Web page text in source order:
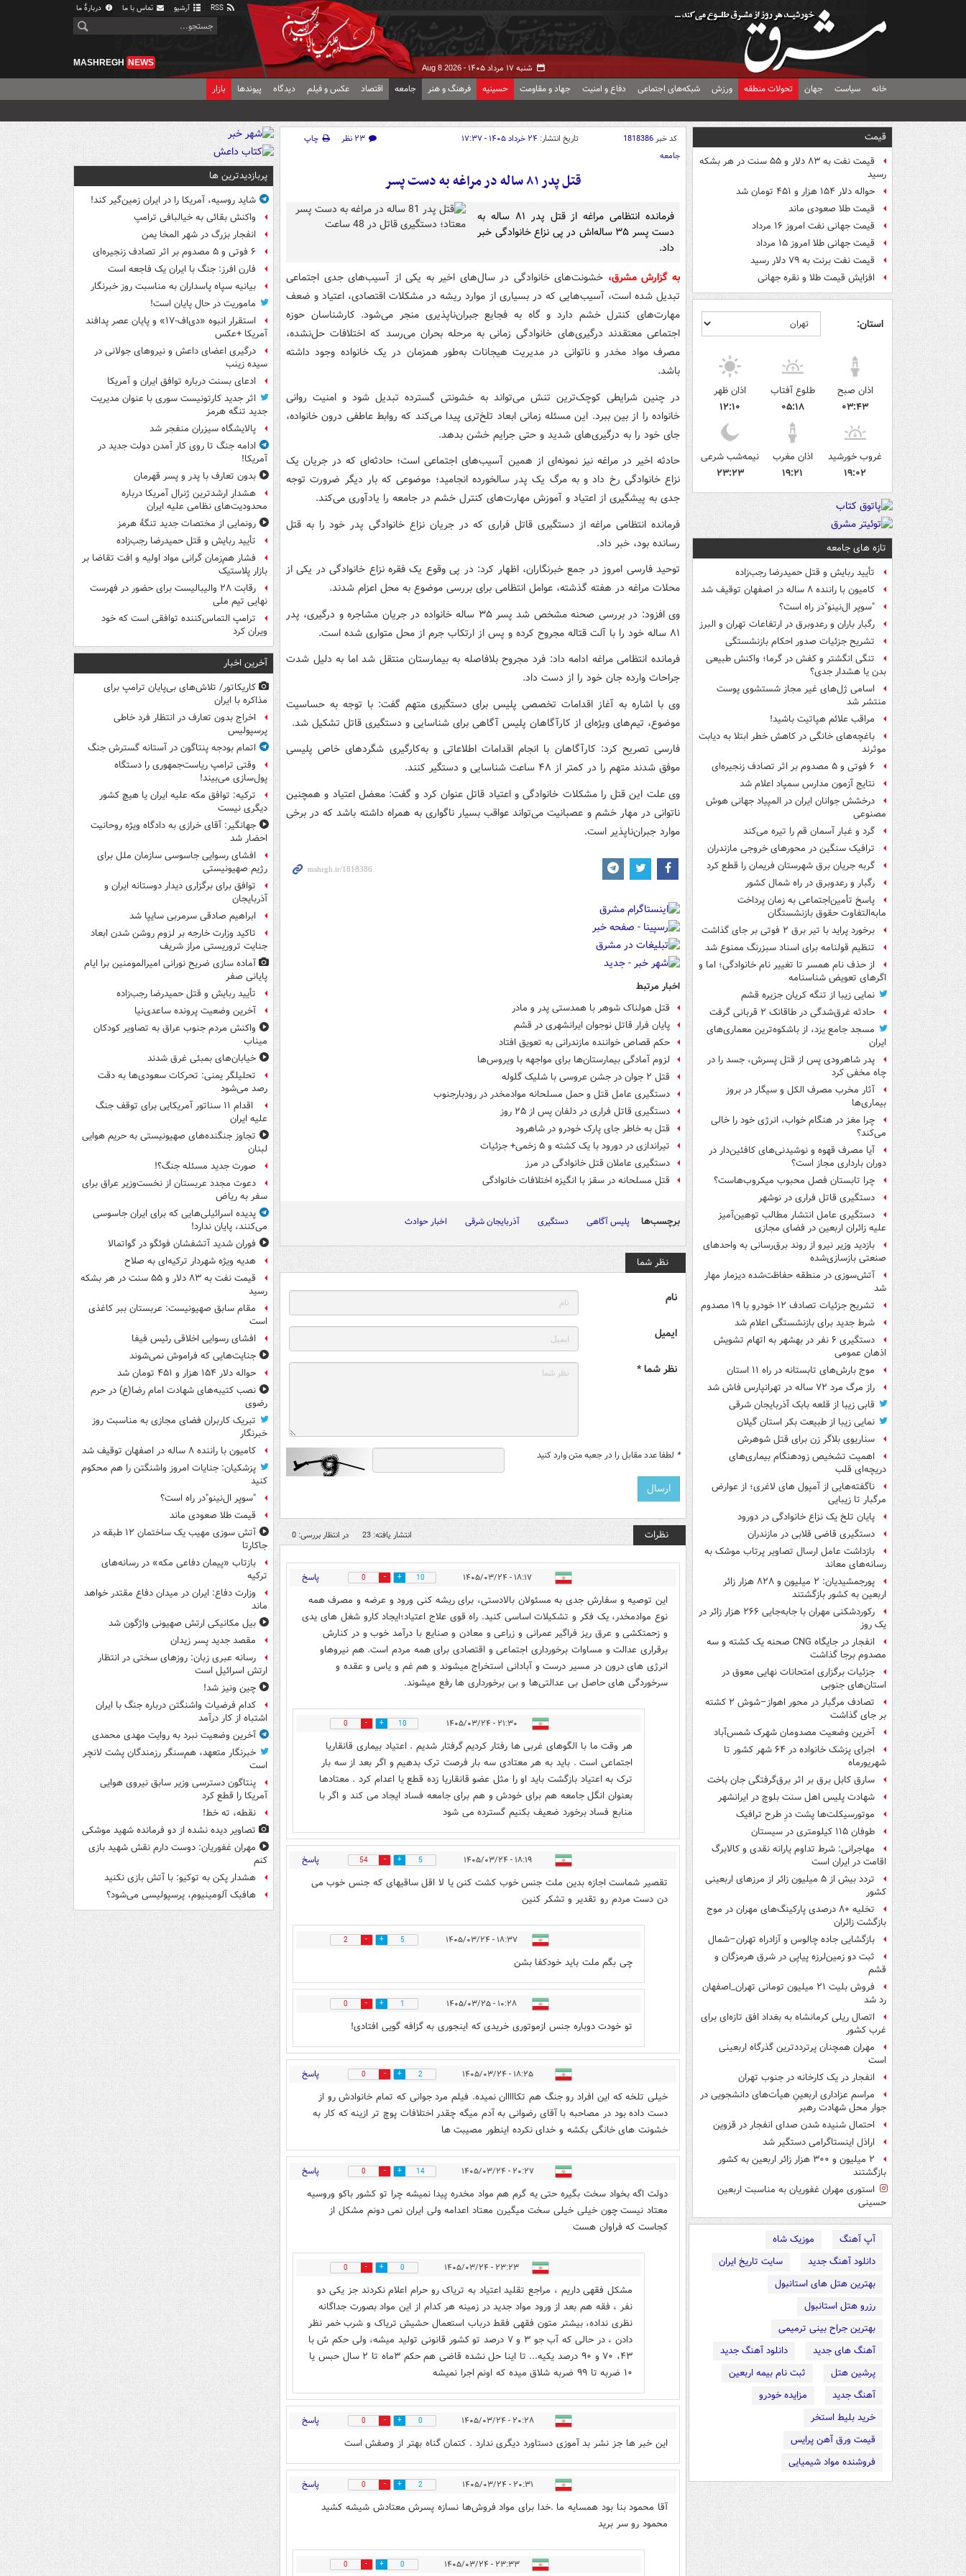
آرشیو تماس با ما دربارهٔ ما
شنبه ۱۷ مرداد ۱۴۰۵ - Aug 8 2026
MASHREGH NEWS
خانه سیاست جهان تحولات منطقه ورزش شبکه‌های اجتماعی دفاع و امنیت جهاد و مقاومت حسینیه فرهنگ و هنر جامعه اقتصاد عکس و فیلم دیدگاه پیوندها بازار
قیمت
قیمت نفت به ۸۳ دلار و ۵۵ سنت در هر بشکه
رسید
حواله دلار ۱۵۴ هزار و ۴۵۱ تومان شد
قیمت طلا صعودی ماند
قیمت جهانی نفت امروز ۱۶ مرداد
قیمت جهانی طلا امروز ۱۵ مرداد
قیمت نفت برنت به ۷۹ دلار رسید
افزایش قیمت طلا و نقره جهانی
استان:
اذان صبح
۰۳:۴۳
طلوع آفتاب
۰۵:۱۸
اذان ظهر
۱۲:۱۰
غروب خورشید
۱۹:۰۲
اذان مغرب
۱۹:۲۱
نیمه‌شب شرعی
۲۳:۲۳
تازه های جامعه
تأیید ربایش و قتل حمیدرضا رجب‌زاده
کامیون با راننده ۸ ساله در اصفهان توقیف شد
"سوپر ال‌نینو"در راه است؟
رگبار باران و رعدوبرق در ارتفاعات تهران و البرز
تشریح جزئیات صدور احکام بازنشستگی
تنگی انگشتر و کفش در گرما؛ واکنش طبیعی
بدن یا هشدار جدی؟
اسامی ژل‌های غیر مجاز شستشوی پوست
منتشر شد
مراقب علائم هپاتیت باشید!
باغچه‌های خانگی در کاهش خطر ابتلا به دیابت
موثرند
۶ فوتی و ۵ مصدوم بر اثر تصادف زنجیره‌ای
نتایج آزمون مدارس سمپاد اعلام شد
درخشش جوانان ایران در المپیاد جهانی هوش
مصنوعی
گرد و غبار آسمان قم را تیره می‌کند
ترافیک سنگین در محورهای خروجی مازندران
گربه جریان برق شهرستان فریمان را قطع کرد
رگبار و رعدوبرق در راه شمال کشور
پاسخ تأمین‌اجتماعی به زمان پرداخت
مابه‌التفاوت حقوق بازنشستگان
برخورد پراید با تیر برق ۲ فوتی بر جای گذاشت
تنظیم قولنامه برای اسناد سبزرنگ ممنوع شد
از حذف نام همسر تا تغییر نام خانوادگی؛ اما و
اگرهای تعویض شناسنامه
نمایی زیبا از تنگه کریان جزیره قشم
حادثه غرق‌شدگی در طاقانک ۲ قربانی گرفت
مسجد جامع یزد، از باشکوه‌ترین معماری‌های
ایران
پدر شاهرودی پس از قتل پسرش، جسد را در
چاه مخفی کرد
آثار مخرب مصرف الکل و سیگار در بروز
بیماری‌ها
چرا مغز در هنگام خواب، انرژی خود را خالی
می‌کند؟
آیا مصرف قهوه و نوشیدنی‌های کافئین‌دار در
دوران بارداری مجاز است؟
چرا تابستان فصل محبوب میکروب‌هاست؟
دستگیری قاتل فراری در نوشهر
دستگیری عامل انتشار مطالب توهین‌آمیز
علیه زائران اربعین در فضای مجازی
بازدید وزیر نیرو از روند برق‌رسانی به واحدهای
صنعتی بازسازی‌شده
آتش‌سوزی در منطقه حفاظت‌شده دیزمار مهار
شد
تشریح جزئیات تصادف ۱۲ خودرو با ۱۹ مصدوم
شرط جدید برای بازنشستگی اعلام شد
دستگیری ۶ نفر در بهشهر به اتهام تشویش
اذهان عمومی
موج بارش‌های تابستانه در راه ۱۱ استان
راز مرگ مرد ۷۲ ساله در تهرانپارس فاش شد
قابی زیبا از قلعه بابک آذربایجان شرقی
نمایی زیبا از طبیعت بکر استان گیلان
سناریوی بلاگر زن برای قتل شوهرش
اهمیت تشخیص زودهنگام بیماری‌های
دریچه‌ای قلب
ناگفته‌هایی از آمپول های لاغری؛ از عوارض
مرگبار تا زیبایی
پایان تلخ یک نزاع خانوادگی در دورود
دستگیری قاضی قلابی در مازندران
بازداشت عامل ارسال تصاویر پرتاب موشک به
رسانه‌های معاند
پورجمشیدیان: ۲ میلیون و ۸۲۸ هزار زائر
اربعین به کشور بازگشتند
رکوردشکنی مهران با جابه‌جایی ۲۶۶ هزار زائر در
یک روز
انفجار در جایگاه CNG صحنه یک کشته و سه
مصدوم برجا گذاشت
جزئیات برگزاری امتحانات نهایی معوق در
استان‌های جنوبی
تصادف مرگبار در محور اهواز–شوش ۲ کشته
بر جای گذاشت
آخرین وضعیت مصدومان شهرک شمس‌آباد
اجرای پزشک خانواده در ۶۴ شهر کشور تا
شهریورماه
سارق کابل برق بر اثر برق‌گرفتگی جان باخت
شهادت پلیس اهل سنت بلوچ در ایرانشهر
موتورسیکلت‌ها پشت درِ طرح ترافیک
طوفان ۱۱۵ کیلومتری در سیستان
مهاجرانی: شرط تداوم یارانه نقدی و کالابرگ
اقامت در ایران است
تردد بیش از ۵ میلیون زائر از مرزهای اربعینی
کشور
تخلیه ۸۰ درصدی پارکینگ‌های مهران در موج
بازگشت زائران
بازگشایی جاده چالوس و آزادراه تهران–شمال
ثبت دو زمین‌لرزه پیاپی در شرق هرمزگان و
قشم
فروش بلیت ۲۱ میلیون تومانی تهران_اصفهان
رد شد
اتصال ریلی کرمانشاه به بغداد افق تازه‌ای برای
غرب کشور
مهران همچنان پرترددترین گذرگاه اربعینی
است
انفجار در یک کارخانه در جنوب تهران
مراسم عزاداری اربعینِ هیأت‌های دانشجویی در
جوار محل شهادت رهبر
احتمال شنیده شدن صدای انفجار در قزوین
اراذل اینستاگرامی دستگیر شد
۲ میلیون و ۳۰۰ هزار زائر اربعین به کشور
بازگشتند
استوری مهران غفوریان به مناسبت اربعین
حسینی
آپ آهنگ
موزیک شاه
دانلود آهنگ جدید
سایت تاریخ ایران
بهترین هتل های استانبول
رزرو هتل استانبول
بهترین جراح بینی ترمیمی
آهنگ های جدید
دانلود آهنگ جدید
پرشین هتل
ثبت نام بیمه اربعین
آهنگ جدید
مزایده خودرو
خرید بلیط استخر
قیمت ورق آهن پرایس
فروشنده مواد شیمیایی
کد خبر1818386 تاریخ انتشار: ۲۴ خرداد ۱۴۰۵ - ۱۷:۳۷ ۲۳ نظر
چاپ
جامعه
قتل پدر ۸۱ ساله در مراغه به دست پسر
فرمانده انتظامی مراغه از قتل پدر ۸۱ ساله به
دست پسر ۳۵ ساله‌اش در پی نزاع خانوادگی خبر
داد.
به گزارش مشرق، خشونت‌های خانوادگی در سال‌های اخیر به یکی از آسیب‌های جدی اجتماعی
تبدیل شده است، آسیب‌هایی که در بسیاری از موارد ریشه در مشکلات اقتصادی، اعتیاد و ضعف
مهارت‌های کنترل خشم دارد و گاه به فجایع جبران‌ناپذیری منجر می‌شود. کارشناسان حوزه
اجتماعی معتقدند درگیری‌های خانوادگی زمانی به مرحله بحران می‌رسد که اختلافات حل‌نشده،
مصرف مواد مخدر و ناتوانی در مدیریت هیجانات به‌طور همزمان در یک خانواده وجود داشته
باشد.
در چنین شرایطی کوچک‌ترین تنش می‌تواند به خشونتی گسترده تبدیل شود و امنیت روانی
خانواده را از بین ببرد. این مسئله زمانی ابعاد تلخ‌تری پیدا می‌کند که روابط عاطفی درون خانواده،
جای خود را به درگیری‌های شدید و حتی جرایم خشن بدهد.
حادثه اخیر در مراغه نیز نمونه‌ای از همین آسیب‌های اجتماعی است؛ حادثه‌ای که در جریان یک
نزاع خانوادگی رخ داد و به مرگ یک پدر سالخورده انجامید؛ موضوعی که بار دیگر ضرورت توجه
جدی به پیشگیری از اعتیاد و آموزش مهارت‌های کنترل خشم در جامعه را یادآوری می‌کند.
فرمانده انتظامی مراغه از دستگیری قاتل فراری که در جریان نزاع خانوادگی پدر خود را به قتل
رسانده بود، خبر داد.
توحید فارسی امروز در جمع خبرنگاران، اظهار کرد: در پی وقوع یک فقره نزاع خانوادگی در یکی از
محلات مراغه در هفته گذشته، عوامل انتظامی برای بررسی موضوع به محل اعزام شدند.
وی افزود: در بررسی صحنه مشخص شد پسر ۳۵ ساله خانواده در جریان مشاجره و درگیری، پدر
۸۱ ساله خود را با آلت قتاله مجروح کرده و پس از ارتکاب جرم از محل متواری شده است.
فرمانده انتظامی مراغه ادامه داد: فرد مجروح بلافاصله به بیمارستان منتقل شد اما به دلیل شدت
جراحات وارده جان خود را از دست داد.
وی با اشاره به آغاز اقدامات تخصصی پلیس برای دستگیری متهم گفت: با توجه به حساسیت
موضوع، تیم‌های ویژه‌ای از کارآگاهان پلیس آگاهی برای شناسایی و دستگیری قاتل تشکیل شد.
فارسی تصریح کرد: کارآگاهان با انجام اقدامات اطلاعاتی و به‌کارگیری شگردهای خاص پلیسی
موفق شدند متهم را در کمتر از ۴۸ ساعت شناسایی و دستگیر کنند.
وی علت این قتل را مشکلات خانوادگی و اعتیاد قاتل عنوان کرد و گفت: معضل اعتیاد و همچنین
ناتوانی در مهار خشم و عصبانیت می‌تواند عواقب بسیار ناگواری به همراه داشته باشد که در برخی
موارد جبران‌ناپذیر است.
اخبار مرتبط
قتل هولناک شوهر با همدستی پدر و مادر
پایان فرار قاتل نوجوان ایرانشهری در قشم
حکم قصاص خواننده مازندرانی به تعویق افتاد
لزوم آمادگی بیمارستان‌ها برای مواجهه با ویروس‌ها
قتل ۲ جوان در جشن عروسی با شلیک گلوله
دستگیری عامل قتل و حمل مسلحانه موادمخدر در رودبارجنوب
دستگیری قاتل فراری در دلفان پس از ۲۵ روز
قتل به خاطر جای پارک خودرو در شاهرود
تیراندازی در دورود با یک کشته و ۵ زخمی+ جزئیات
دستگیری عاملان قتل خانوادگی در مرز
قتل مسلحانه در سقز با انگیزه اختلافات خانوادگی
برچسب‌ها پلیس آگاهی دستگیری آذربایجان شرقی اخبار حوادث
نظر شما
نام
ایمیل
نظر شما *
* لطفا عدد مقابل را در جعبه متن وارد کنید
نظرات انتشار یافته: 23 در انتظار بررسی: 0
۱۸:۱۷ - ۱۴۰۵/۰۳/۲۴ 10
0 پاسخ
این توصیه و سفارش جدی به مسئولان بالادستی، برای ریشه کنی ورود و عرضه و مصرف همه
نوع موادمخدر، یک فکر و تشکیلات اساسی کنید. راه قوی علاج اعتیاد؛ایجاد کارو شغل های یدی
و زحمتکشی و عرق ریز فراگیر عمرانی و زراعی و معادن و صنایع با درآمد خوب و در کنارش
برقراری عدالت و مساوات برخورداری اجتماعی و اقتصادی برای همه مردم است. هم نیروهاو
انرژی های درون در مسیر درست و آبادانی استخراج میشوند و هم غم و یاس و عقده و
سرخوردگی های حاصل بی عدالتی‌ها و بی برخورداری ها رفع میشوند.
۲۱:۳۰ - ۱۴۰۵/۰۳/۲۴ 10
0
هر وقت ما با الگوهای غربی ها رفتار کردیم گرفتار شدیم . اعتیاد بیماری قانقاریا
اجتماعی است . باید به هر معتادی سه بار فرصت ترک بدهیم و اگر بعد از سه بار
ترک به اعتیاد بازگشت باید او را مثل عضو قانقاریا زده قطع یا اعدام کرد . معتادها
بعنوان انگل جامعه هم برای خودش و هم برای جامعه فساد ایجاد می کند و اگر با
منابع فساد برخورد ضعیف بکنیم گسترده می شود
۱۸:۱۹ - ۱۴۰۵/۰۳/۲۴ 5
54 پاسخ
تقصیر شماست اجازه بدین ملت جنس خوب کشت کنن یا لا اقل ساقیهای که جنس خوب می
دن دست مردم رو تقدیر و تشکر کنین
۱۸:۳۷ - ۱۴۰۵/۰۳/۲۴ 5
2
چی بگم ملت باید خودکفا بشن
۱۰:۲۸ - ۱۴۰۵/۰۳/۲۵ 1
0
تو خودت دوباره جنس ازموتوری خریدی که اینجوری به گزافه گویی افتادی!
۱۸:۲۵ - ۱۴۰۵/۰۳/۲۴ 2
0 پاسخ
خیلی تلخه که این افراد رو جنگ هم تکااااان نمیده. فیلم مرد جوانی که تمام خانوادش رو از
دست داده بود در مصاحبه با آقای رضوانی به آدم میگه چقدر اختلافات پوچ تر ازینه که کار به
خشونت های خانگی بکشه و خدای نکرده اینطور مصیبت ها
۲۰:۲۷ - ۱۴۰۵/۰۳/۲۴ 14
0 پاسخ
دولت اگه بخواد سخت بگیره حتی یه گرم هم مواد مخدره پیدا نمیشه چرا تو کشور باکو وروسیه
معتاد نیست چون خیلی خیلی سخت میگیرن معتاد اعدامه ولی ایران نمی دونم مشکل از
کجاست که فراوان هست
۲۳:۲۳ - ۱۴۰۵/۰۳/۲۴ 0
0
مشکل فقهی داریم ، مراجع تقلید اعتیاد به تریاک رو حرام اعلام نکردند جز یکی دو
نفر ، فقه هم بعد از ورود مواد جدید در زمینه هر کدام از این مواد بصورت جداگانه
نظری نداده، بیشتر متون فقهی فقط درباب استعمال حشیش تریاک و شرب خمر نظر
دادن ، در حالی که آب جو ۳ و ۷ درصد تو کشور قانونی تولید میشه، ولی حکم ش با
۴۳، ۷۰ و ۹۰ درصد یکیه... تا اینا حل نشده قاضی هم حکم ۳ماه تا ۲ سال حبس یا
۱۰ ضربه تا ۹۹ ضربه شلاق میده که اونم اجرا نمیشه
۲۰:۲۸ - ۱۴۰۵/۰۳/۲۴ 0
0 پاسخ
این خبر ها جز نشر بد آموزی دستاورد دیگری ندارد . کتمان گناه بهتر از وصفش است
۲۰:۳۱ - ۱۴۰۵/۰۳/۲۴ 2
0 پاسخ
آقا محمود بنا بود همسایه ما .خدا برای مواد فروش‌ها نسازه پسرش معتادش شیشه کشید
محمود رو سر برید
۲۳:۳۳ - ۱۴۰۵/۰۳/۲۴ 0
0
پربازدیدترین ها
شاید روسیه، آمریکا را در ایران زمین‌گیر کند!
واکنش بقائی به خیالبافی ترامپ
انفجار بزرگ در شهر المخا یمن
۶ فوتی و ۵ مصدوم بر اثر تصادف زنجیره‌ای
فارن افرز: جنگ با ایران یک فاجعه است
بیانیه سپاه پاسداران به مناسبت روز خبرنگار
ماموریت در حال پایان است!
استقرار انبوه «دی‌اف‑۱۷» و پایان عصر پدافند
آمریکا +عکس
درگیری اعضای داعش و نیروهای جولانی در
سیده زینب
ادعای بسنت درباره توافق ایران و آمریکا
اثر جدید کارتونیست سوری با عنوان مدیریت
جدید تنگه هرمز
پالایشگاه سیزران منفجر شد
ادامه جنگ تا روی کار آمدن دولت جدید در
آمریکا!
بدون تعارف با پدر و پسر قهرمان
هشدار ارشدترین ژنرال آمریکا درباره
محدودیت‌های نظامی علیه ایران
رونمایی از مختصات جدید تنگۀ هرمز
تأیید ربایش و قتل حمیدرضا رجب‌زاده
فشار هم‌زمان گرانی مواد اولیه و افت تقاضا بر
بازار پلاستیک
رقابت ۲۸ والیبالیست برای حضور در فهرست
نهایی تیم ملی
ترامپ التماس‌کننده توافقی است که خود
ویران کرد
آخرین اخبار
کاریکاتور/ تلاش‌های بی‌پایان ترامپ برای
مذاکره با ایران
اخراج بدون تعارف در انتظار فرد خاطی
پرسپولیس
اتمام بودجه پنتاگون در آستانه گسترش جنگ
وقتی ترامپ ریاست‌جمهوری را دستگاه
پول‌سازی می‌بیند!
ترکیه: توافق مکه علیه ایران یا هیچ کشور
دیگری نیست
جهانگیر: آقای خرازی به دادگاه ویژه روحانیت
احضار شد
افشای رسوایی جاسوسی سازمان ملل برای
رژیم صهیونیستی
توافق برای برگزاری دیدار دوستانه ایران و
آذربایجان
ابراهیم صادقی سرمربی سایپا شد
تاکید وزارت خارجه بر لزوم روشن شدن ابعاد
جنایت تروریستی مراز شریف
آماده سازی ضریح نورانی امیرالمومنین برا ایام
پایانی صفر
تأیید ربایش و قتل حمیدرضا رجب‌زاده
آخرین وضعیت پرونده ساعدی‌نیا
واکنش مردم جنوب عراق به تصاویر کودکان
میناب
خیابان‌های بمبئی غرق شدند
تحلیلگر یمنی: تحرکات سعودی‌ها به دقت
رصد می‌شود
اقدام ۱۱ سناتور آمریکایی برای توقف جنگ
علیه ایران
تجاوز جنگنده‌های صهیونیستی به حریم هوایی
لبنان
صورت جدید مسئله جنگ؟!
دعوت مجدد عربستان از نخست‌وزیر عراق برای
سفر به ریاض
پدیده اسرائیلی‌هایی که برای ایران جاسوسی
می‌کنند، پایان ندارد!
فوران شدید آتشفشان فوئگو در گواتمالا
هدیه ویژه شهردار ترکیه‌ای به صلاح
قیمت نفت به ۸۳ دلار و ۵۵ سنت در هر بشکه
رسید
مقام سابق صهیونیست: عربستان ببر کاغذی
است
افشای رسوایی اخلاقی رئیس فیفا
جنایت‌هایی که فراموش نمی‌شوند
حواله دلار ۱۵۴ هزار و ۴۵۱ تومان شد
نصب کتیبه‌های شهادت امام رضا(ع) در حرم
رضوی
تبریک کاربران فضای مجازی به مناسبت روز
خبرنگار
کامیون با راننده ۸ ساله در اصفهان توقیف شد
پزشکیان: جنایات امروز واشنگتن را هم محکوم
کنید
"سوپر ال‌نینو"در راه است؟
قیمت طلا صعودی ماند
آتش سوزی مهیب یک ساختمان ۱۲ طبقه در
جاکارتا
بازتاب «پیمان دفاعی مکه» در رسانه‌های
ترکیه
وزارت دفاع: ایران در میدان دفاع مقتدر خواهد
ماند
بیل مکانیکی ارتش صهیونی واژگون شد
مقصد جدید پسر زیدان
رسانه عبری زبان: روزهای سختی در انتظار
ارتش اسرائیل است
چین ونیز شد!
کدام فرضیات واشنگتن درباره جنگ با ایران
اشتباه از کار درآمد
آخرین وضعیت نبرد به روایت مهدی محمدی
خبرنگار متعهد، هم‌سنگر رزمندگان پشت لانچر
است
پنتاگون دسترسی وزیر سابق نیروی هوایی
آمریکا را قطع کرد
نقطه، ته خط!
تصاویر دیده‌ نشده از دو فرمانده شهید موشکی
مهران غفوریان: دوست دارم نقش شهید بازی
کنم
هشدار پکن به توکیو: با آتش بازی نکنید
هافبک آلومینیوم، پرسپولیسی می‌شود؟